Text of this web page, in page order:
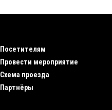
Посетителям
Провести мероприятие
Схема проезда
Партнёры